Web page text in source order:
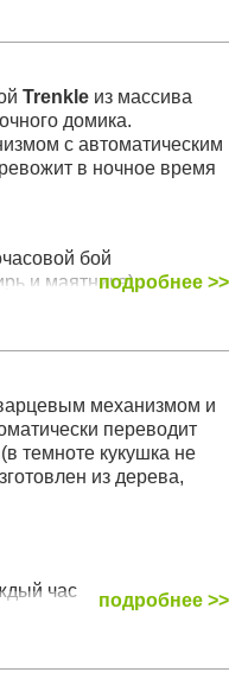
Trenkle из массива
домика.
с автоматическим
в ночное время
бой
и маятника)подробнее >>
механизмом и
переводит
темноте кукушка не
из дерева,
час
подробнее >>